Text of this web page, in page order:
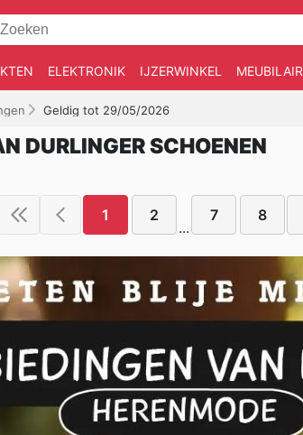
ELEKTRONIK IJZERWINKEL MEUBILAIR
Geldig tot 29/05/2026
DURLINGER SCHOENEN
1 2
...
7 8